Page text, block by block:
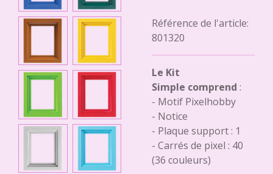
Référence de l'article:
801320
Le Kit
Simple comprend :
- Motif Pixelhobby
- Notice
- Plaque support : 1
- Carrés de pixel : 40
(36 couleurs)